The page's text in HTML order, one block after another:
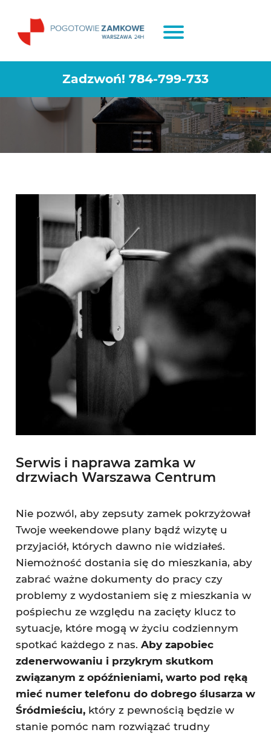
Zadzwoń! 784-799-733
Naprawa zamków Warszawa
Centrum
Serwis i naprawa zamka w
drzwiach Warszawa Centrum
Nie pozwól, aby zepsuty zamek pokrzyżował
Twoje weekendowe plany bądź wizytę u
przyjaciół, których dawno nie widziałeś.
Niemożność dostania się do mieszkania, aby
zabrać ważne dokumenty do pracy czy
problemy z wydostaniem się z mieszkania w
pośpiechu ze względu na zacięty klucz to
sytuacje, które mogą w życiu codziennym
spotkać każdego z nas. Aby zapobiec
zdenerwowaniu i przykrym skutkom
związanym z opóźnieniami, warto pod ręką
mieć numer telefonu do dobrego ślusarza w
Śródmieściu,który z pewnością będzie w
stanie pomóc nam rozwiązać trudny